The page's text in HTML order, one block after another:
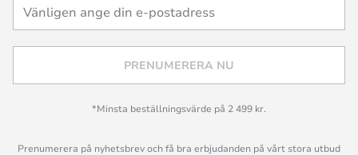
PRENUMERERA NU
*Minsta beställningsvärde på 2 499 kr.
Prenumerera på nyhetsbrev och få bra erbjudanden på vårt stora utbud